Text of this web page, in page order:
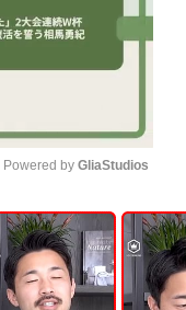
U
n
m
u
t
Powered by GliaStudios